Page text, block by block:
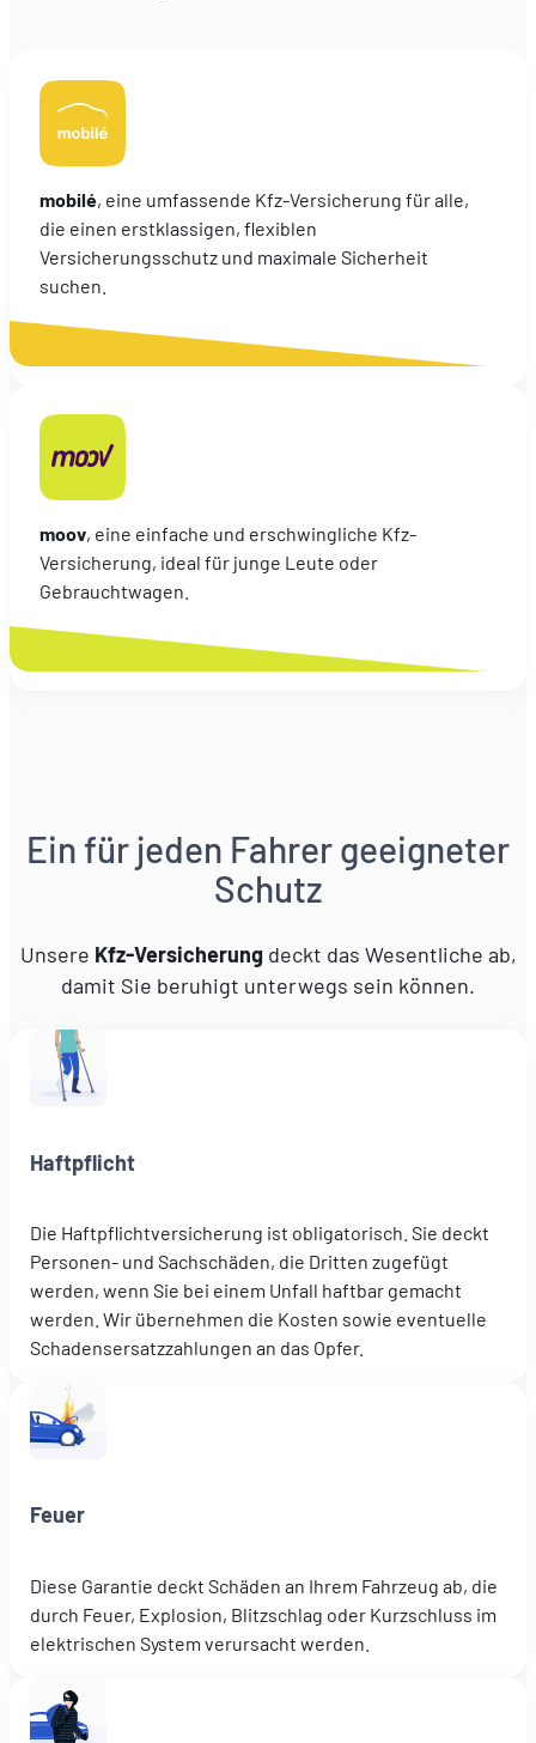
mobilé, eine umfassende Kfz-Versicherung für alle,
die einen erstklassigen, flexiblen
Versicherungsschutz und maximale Sicherheit
suchen.
moov, eine einfache und erschwingliche Kfz-
Versicherung, ideal für junge Leute oder
Gebrauchtwagen.
Ein für jeden Fahrer geeigneter
Schutz
Unsere Kfz-Versicherungdeckt das Wesentliche ab,
damit Sie beruhigt unterwegs sein können.
Haftpflicht
Die Haftpflichtversicherung ist obligatorisch. Sie deckt
Personen- und Sachschäden, die Dritten zugefügt
werden, wenn Sie bei einem Unfall haftbar gemacht
werden. Wir übernehmen die Kosten sowie eventuelle
Schadensersatzzahlungen an das Opfer.
Feuer
Diese Garantie deckt Schäden an Ihrem Fahrzeug ab, die
durch Feuer, Explosion, Blitzschlag oder Kurzschluss im
elektrischen System verursacht werden.